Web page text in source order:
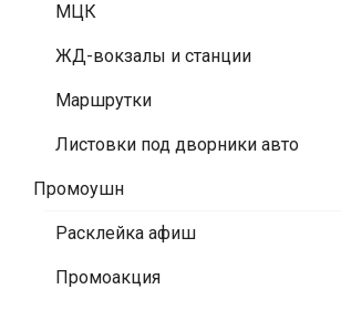
МЦК
ЖД-вокзалы и станции
Маршрутки
Листовки под дворники авто
Промоушн
Расклейка афиш
Промоакция